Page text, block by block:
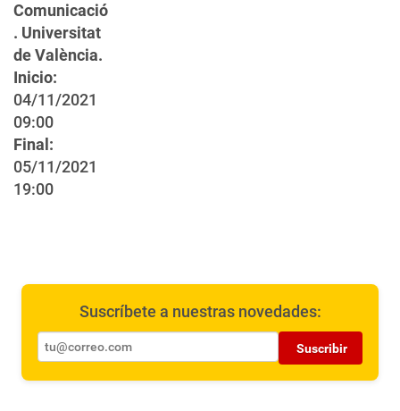
Comunicació
. Universitat
de València.
Inicio:
04/11/2021
09:00
Final:
05/11/2021
19:00
Suscríbete a nuestras novedades:
Suscribir